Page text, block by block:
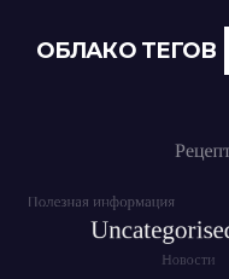
ОБЛАКО ТЕГОВ